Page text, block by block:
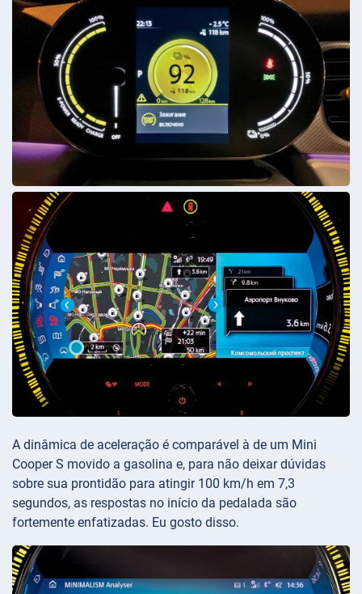
A dinâmica de aceleração é comparável à de um Mini
Cooper S movido a gasolina e, para não deixar dúvidas
sobre sua prontidão para atingir 100 km/h em 7,3
segundos, as respostas no início da pedalada são
fortemente enfatizadas. Eu gosto disso.